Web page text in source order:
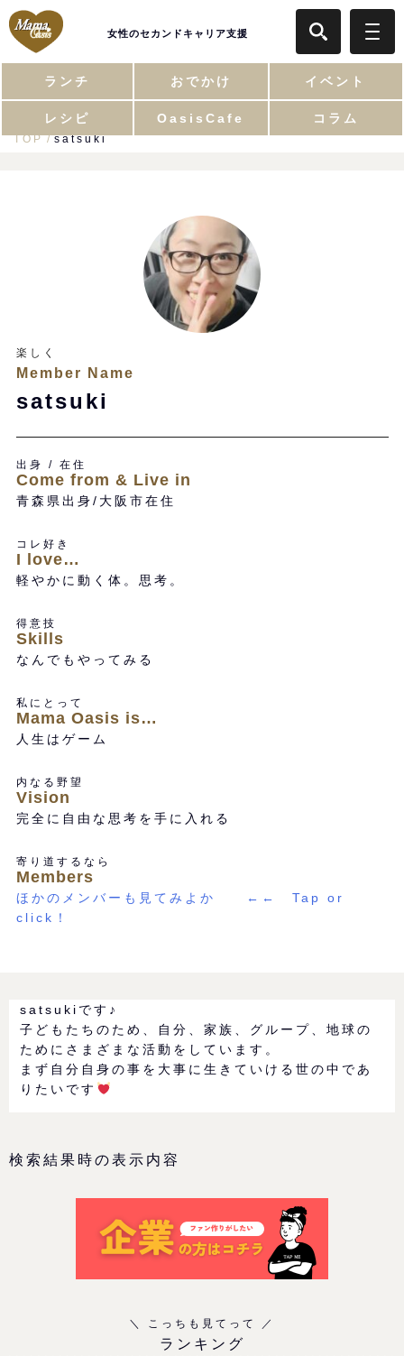
女性のセカンドキャリア支援
ランチ おでかけ イベント
レシピ OasisCafe コラム
TOP satsuki
楽しく
Member Name
satsuki
出身 / 在住
Come from & Live in
青森県出身/大阪市在住
コレ好き
I love…
軽やかに動く体。思考。
得意技
Skills
なんでもやってみる
私にとって
Mama Oasis is…
人生はゲーム
内なる野望
Vision
完全に自由な思考を手に入れる
寄り道するなら
Members
ほかのメンバーも見てみよか ←← Tap or
click！
satsukiです♪
子どもたちのため、自分、家族、グループ、地球の
ためにさまざまな活動をしています。
まず自分自身の事を大事に生きていける世の中であ
りたいです
検索結果時の表示内容
ランキング